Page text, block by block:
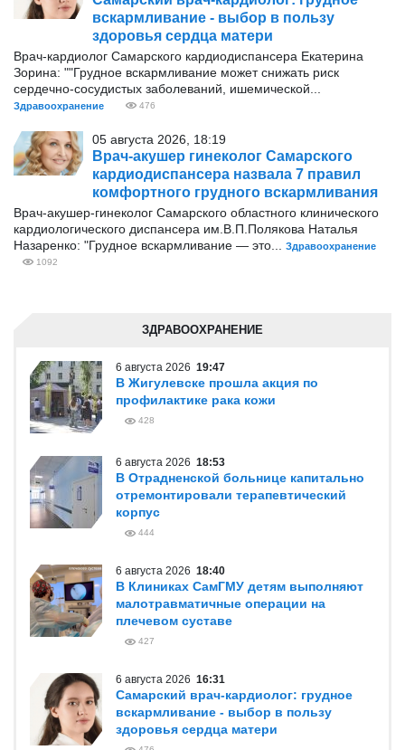
вскармливание - выбор в пользу
здоровья сердца матери
Врач-кардиолог Самарского кардиодиспансера Екатерина
Зорина: ""Грудное вскармливание может снижать риск
сердечно-сосудистых заболеваний, ишемической...
Здравоохранение 476
05 августа 2026, 18:19
Врач-акушер гинеколог Самарского
кардиодиспансера назвала 7 правил
комфортного грудного вскармливания
Врач-акушер-гинеколог Самарского областного клинического
кардиологического диспансера им.В.П.Полякова Наталья
Назаренко: "Грудное вскармливание — это...
Здравоохранение
1092
ЗДРАВООХРАНЕНИЕ
6 августа 2026 19:47
В Жигулевске прошла акция по
профилактике рака кожи
428
6 августа 2026 18:53
В Отрадненской больнице капитально
отремонтировали терапевтический
корпус
444
6 августа 2026 18:40
В Клиниках СамГМУ детям выполняют
малотравматичные операции на
плечевом суставе
427
6 августа 2026 16:31
Самарский врач-кардиолог: грудное
вскармливание - выбор в пользу
здоровья сердца матери